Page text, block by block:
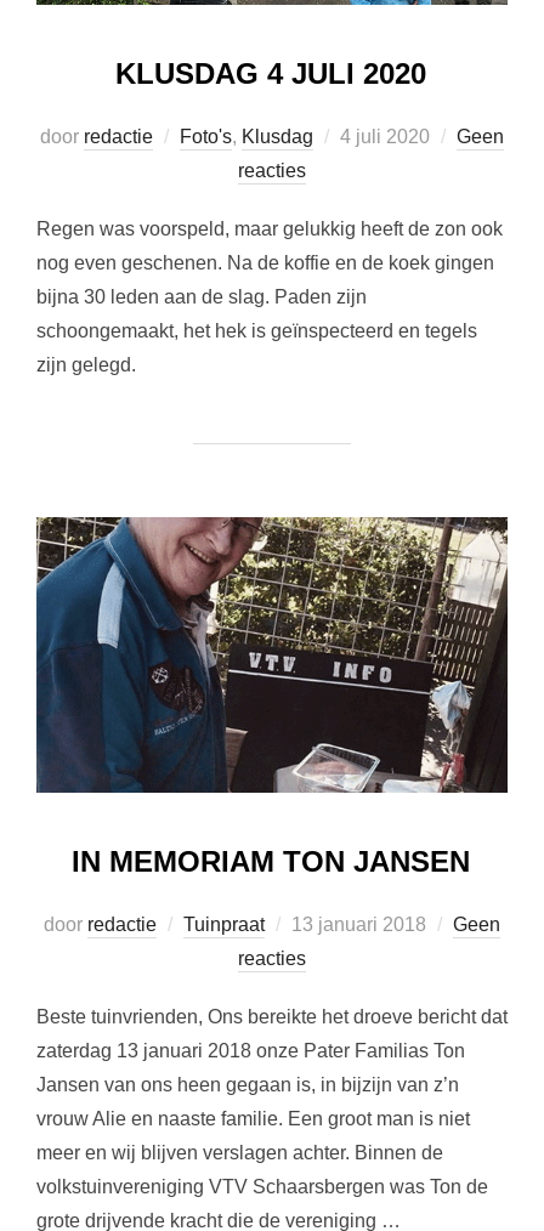
KLUSDAG 4 JULI 2020
door redactie Foto's, Klusdag
Geplaatst
4 juli 2020
Geen
reacties
Regen was voorspeld, maar gelukkig heeft de zon ook
nog even geschenen. Na de koffie en de koek gingen
bijna 30 leden aan de slag. Paden zijn
schoongemaakt, het hek is geïnspecteerd en tegels
zijn gelegd.
IN MEMORIAM TON JANSEN
door redactie Tuinpraat
Geplaatst
op
13 januari 2018
Geen
reacties
Beste tuinvrienden, Ons bereikte het droeve bericht dat
zaterdag 13 januari 2018 onze Pater Familias Ton
Jansen van ons heen gegaan is, in bijzijn van z’n
vrouw Alie en naaste familie. Een groot man is niet
meer en wij blijven verslagen achter. Binnen de
volkstuinvereniging VTV Schaarsbergen was Ton de
grote drijvende kracht die de vereniging …